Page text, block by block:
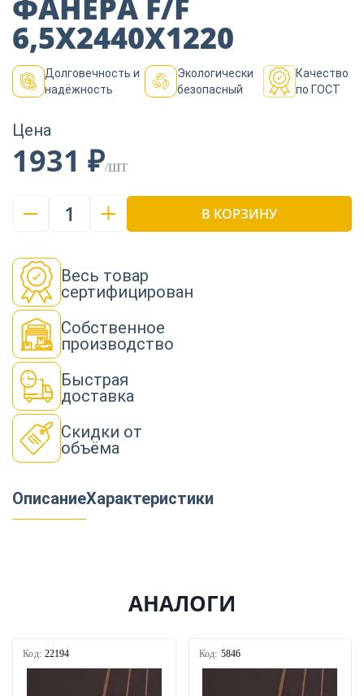
Пиломатериалы
Декор
Инструменты
дерева
Строительство
ФАНЕРА F/F
6,5Х2440Х1220
Долговечность и
надёжность
Экологически
безопасный
Качество
по ГОСТ
Цена
1931 ₽/ШТ
1 В КОРЗИНУ
Весь товар
сертифицирован
Собственное
производство
Быстрая
доставка
Скидки от
объёма
ОписаниеХарактеристики
АНАЛОГИ
Код: 22194 Код: 5846